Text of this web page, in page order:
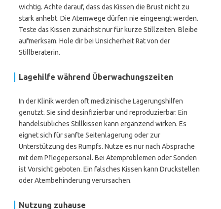
wichtig. Achte darauf, dass das Kissen die Brust nicht zu
stark anhebt. Die Atemwege dürfen nie eingeengt werden.
Teste das Kissen zunächst nur für kurze Stillzeiten. Bleibe
aufmerksam. Hole dir bei Unsicherheit Rat von der
Stillberaterin.
Lagehilfe während Überwachungszeiten
In der Klinik werden oft medizinische Lagerungshilfen
genutzt. Sie sind desinfizierbar und reproduzierbar. Ein
handelsübliches Stillkissen kann ergänzend wirken. Es
eignet sich für sanfte Seitenlagerung oder zur
Unterstützung des Rumpfs. Nutze es nur nach Absprache
mit dem Pflegepersonal. Bei Atemproblemen oder Sonden
ist Vorsicht geboten. Ein falsches Kissen kann Druckstellen
oder Atembehinderung verursachen.
Nutzung zuhause